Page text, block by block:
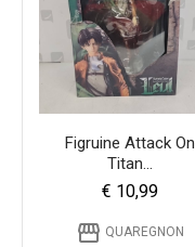
Figruine Attack On
Titan...
€ 10,99
storefront QUAREGNON